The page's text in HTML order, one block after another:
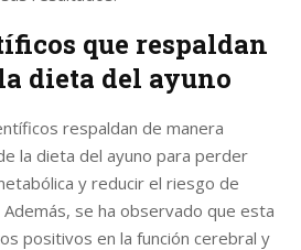
que respaldan
dieta del ayuno
respaldan de manera
la dieta del ayuno para perder
y reducir el riesgo de
se ha observado que esta
positivos en la función cerebral y